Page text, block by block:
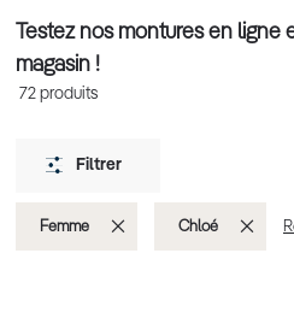
Testez nos montures en ligne
magasin !
72 produits
Filtrer
Femme SupprimerChloé